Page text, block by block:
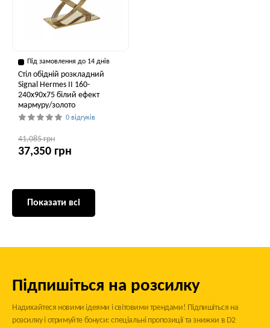
Під замовлення до 14 днів
Стіл обідній розкладний
Signal Hermes II 160-
240x90x75 білий ефект
мармуру/золото
0 відгуків
41,085 грн
37,350 грн
Показати всі
Підпишіться на розсилку
Надихайтеся новими ідеями і світовими трендами! Підпишіться на
розсилку і отримуйте бонуси: спеціальні пропозиції та знижки в D2